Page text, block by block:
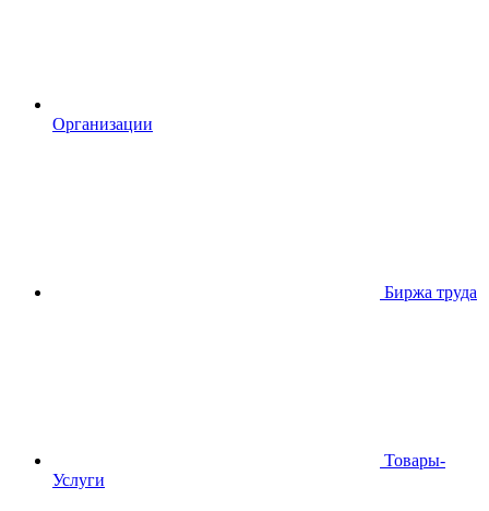
Организации
Биржа труда
Товары-
Услуги